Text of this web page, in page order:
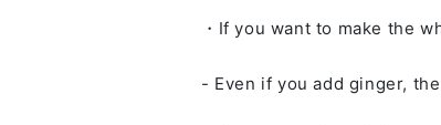
・If you want to make the
- Even if you add ginger,